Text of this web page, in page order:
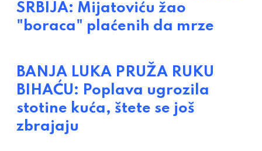
SRBIJA: Mijatoviću žao
"boraca" plaćenih da mrze
BANJA LUKA PRUŽA RUKU
BIHAĆU: Poplava ugrozila
stotine kuća, štete se još
zbrajaju